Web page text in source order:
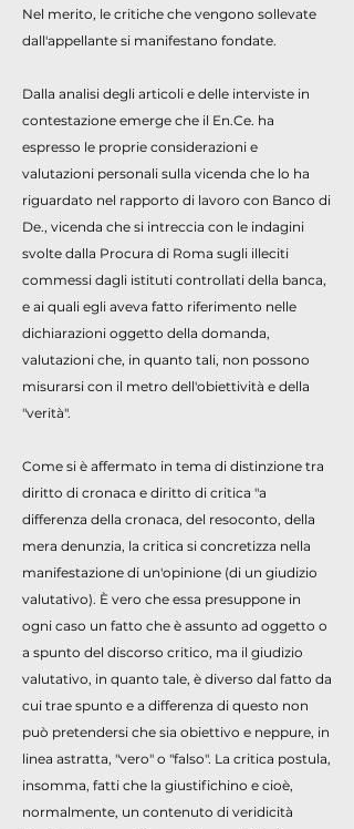
Nel merito, le critiche che vengono sollevate
dall'appellante si manifestano fondate.
Dalla analisi degli articoli e delle interviste in
contestazione emerge che il En.Ce. ha
espresso le proprie considerazioni e
valutazioni personali sulla vicenda che lo ha
riguardato nel rapporto di lavoro con Banco di
De., vicenda che si intreccia con le indagini
svolte dalla Procura di Roma sugli illeciti
commessi dagli istituti controllati della banca,
e ai quali egli aveva fatto riferimento nelle
dichiarazioni oggetto della domanda,
valutazioni che, in quanto tali, non possono
misurarsi con il metro dell'obiettività e della
"verità".
Come si è affermato in tema di distinzione tra
diritto di cronaca e diritto di critica "a
differenza della cronaca, del resoconto, della
mera denunzia, la critica si concretizza nella
manifestazione di un'opinione (di un giudizio
valutativo). È vero che essa presuppone in
ogni caso un fatto che è assunto ad oggetto o
a spunto del discorso critico, ma il giudizio
valutativo, in quanto tale, è diverso dal fatto da
cui trae spunto e a differenza di questo non
può pretendersi che sia obiettivo e neppure, in
linea astratta, "vero" o "falso". La critica postula,
insomma, fatti che la giustifichino e cioè,
normalmente, un contenuto di veridicità